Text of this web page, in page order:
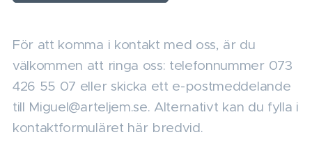
För att komma i kontakt med oss, är du
välkommen att ringa oss: telefonnummer 073
426 55 07 eller skicka ett e-postmeddelande
till Miguel@arteljem.se. Alternativt kan du fylla i
kontaktformuläret här bredvid.